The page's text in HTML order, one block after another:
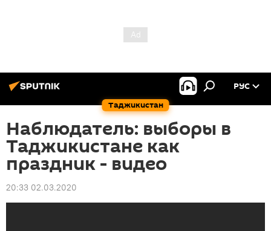
Таджикистан
РУС
Наблюдатель: выборы в
Таджикистане как
праздник - видео
20:33 02.03.2020